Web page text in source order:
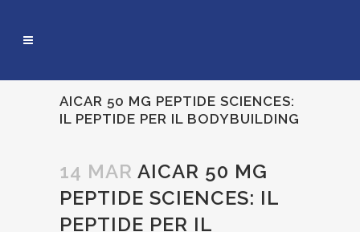
AICAR 50 MG PEPTIDE SCIENCES:
IL PEPTIDE PER IL BODYBUILDING
14 MAR AICAR 50 MG
PEPTIDE SCIENCES: IL
PEPTIDE PER IL